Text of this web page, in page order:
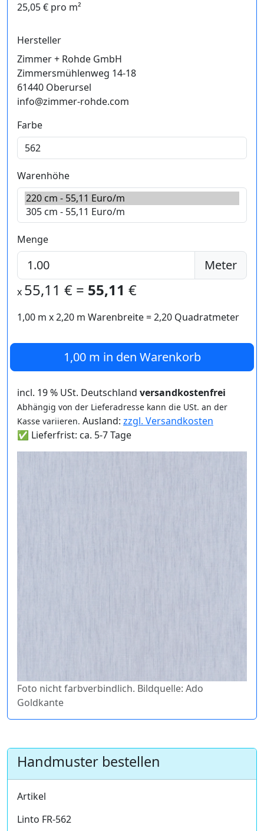
25,05 € pro m²
Hersteller
Zimmer + Rohde GmbH
Zimmersmühlenweg 14-18
61440 Oberursel
info@zimmer-rohde.com
Farbe
Warenhöhe
Menge
Meter
x 55,11 € = 55,11 €
1,00 m x2,20 m Warenbreite =2,20 Quadratmeter
1,00 m in den Warenkorb
incl. 19 % USt. Deutschland versandkostenfrei
Abhängig von der Lieferadresse kann die USt. an der
Kasse variieren. Ausland: zzgl. Versandkosten
✅ Lieferfrist: ca. 5-7 Tage
Foto nicht farbverbindlich. Bildquelle: Ado
Goldkante
Handmuster bestellen
Artikel
Linto FR-562